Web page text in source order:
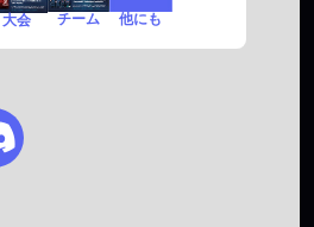
大会 チーム 他にも